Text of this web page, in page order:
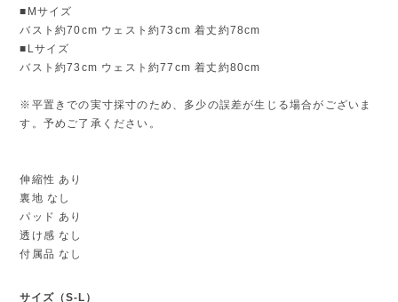
■Mサイズ
バスト約70cm ウェスト約73cm 着丈約78cm
■Lサイズ
バスト約73cm ウェスト約77cm 着丈約80cm
※平置きでの実寸採寸のため、多少の誤差が生じる場合がございま
す。予めご了承ください。
伸縮性 あり
裏地 なし
パッド あり
透け感 なし
付属品 なし
サイズ（S-L）